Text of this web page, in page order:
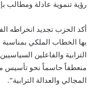
رؤية تنموية عادلة ومطالب
أكد الحزب تجديد انخراطه
بها الخطاب الملكي
الترابية والفاعلين
منعطفاً حاسماً نحو تأسيس
المجالي والعدالة الترابية”.